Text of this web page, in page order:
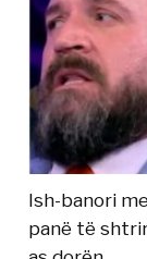
Ish-banori
panë të